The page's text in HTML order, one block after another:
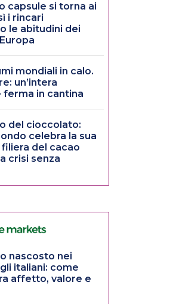
capsule si torna ai
i rincari
le abitudini dei
mondiali in calo.
un’intera
ferma in cantina
del cioccolato:
celebra la sua
del cacao
crisi senza
nascosto nei
italiani: come
affetto, valore e